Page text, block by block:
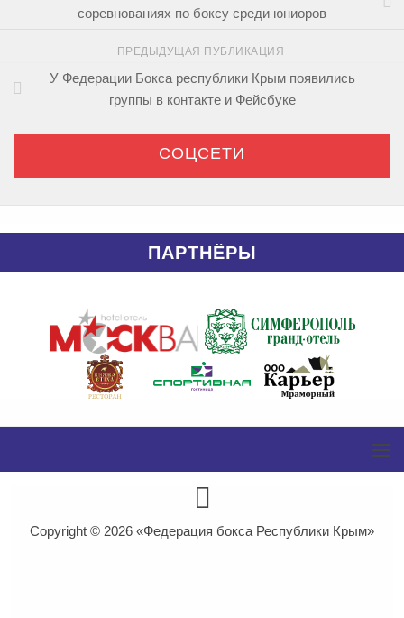
соревнованиях по боксу среди юниоров
ПРЕДЫДУЩАЯ ПУБЛИКАЦИЯ
У Федерации Бокса республики Крым появились
группы в контакте и Фейсбуке
СОЦСЕТИ
ПАРТНЁРЫ
Copyright © 2026 «Федерация бокса Республики Крым»